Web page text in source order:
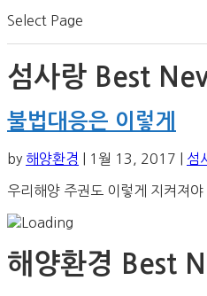
Select Page
섬사랑 Best
불법대응은 이렇게
by 해양환경 1월 13, 2017 섬
우리해양 주권도 이렇게 지켜져야
해양환경 Best